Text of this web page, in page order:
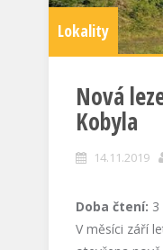
Lokality
Nová
Kobyla
14.11.2019
Doba čtení: 3
V měsíci září